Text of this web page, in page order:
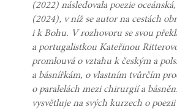
(2022) následovala poezie
(2024), v níž se autor na cestách
i k Bohu. V rozhovoru se svou
a portugalistkou Kateřinou
promlouvá o vztahu k českým a
a básnířkám, o vlastním tvůrčím
o paralelách mezi chirurgií a
vysvětluje na svých kurzech o